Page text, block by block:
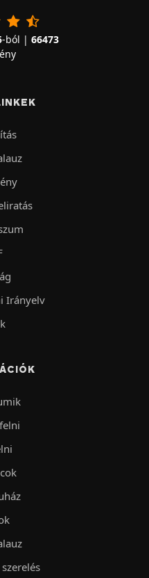
-ból | 66473
Irányelv